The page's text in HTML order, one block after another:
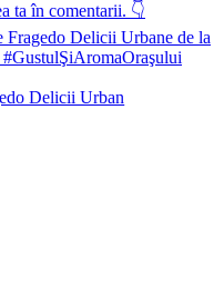
Delicii Urban